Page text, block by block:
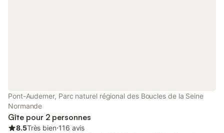
Pont-Audemer, Parc naturel régional des Boucles de la Seine
Normande
Gîte pour 2 personnes
8.5Très bien⋅116 avis